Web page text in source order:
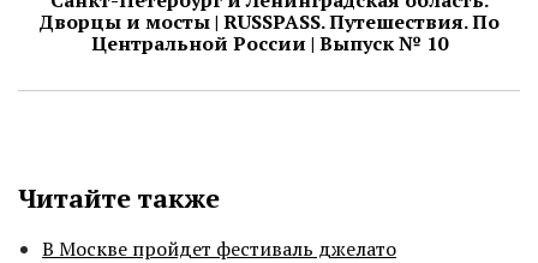
Дворцы и мосты | RUSSPASS. Путешествия. По
Центральной России | Выпуск № 10
Читайте также
В Москве пройдет фестиваль джелато